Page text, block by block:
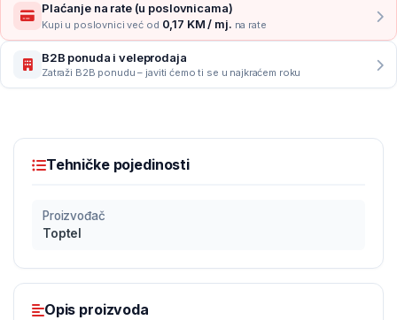
Plaćanje na rate (u poslovnicama)
Kupi u poslovnici već od 0,17 KM / mj. na rate
B2B ponuda i veleprodaja
Zatraži B2B ponudu – javiti ćemo ti se u najkraćem roku
Tehničke pojedinosti
Proizvođač
Toptel
Opis proizvoda